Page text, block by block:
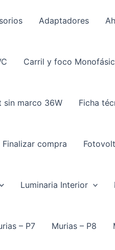
Adaptadores
Carril y foco
sin marco 36W Ficha
Finalizar compra
Luminaria Interior
– P7 Murias – P8